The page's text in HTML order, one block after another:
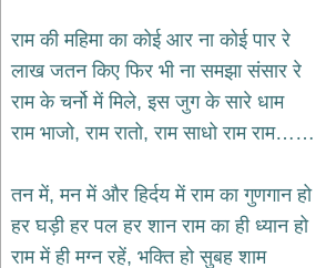
home
कृष्ण
भजन
krishna
bhajans
भजन
bhajans
हनुमान
राम की महिमा का कोई आर ना कोई पार रे
लाख जतन किए फिर भी ना समझा संसार रे
राम के चर्नो में मिले, इस जुग के सारे धाम
राम भाजो, राम रातो, राम साधो राम राम……
तन में, मन में और हिर्दय में राम का गुणगान हो
हर घड़ी हर पल हर शान राम का ही ध्यान हो
राम में ही मग्न रहें, भक्ति हो सुबह शाम